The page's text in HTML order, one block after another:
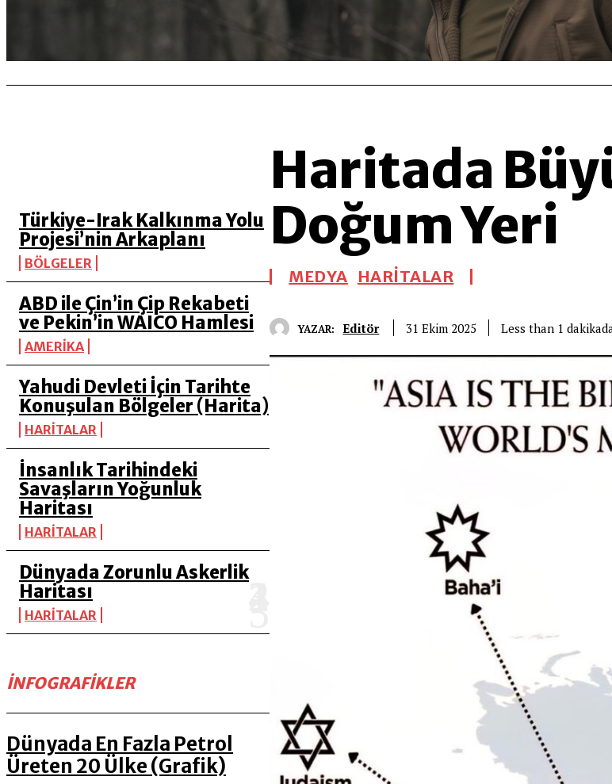
Türkiye-Irak Kalkınma Yolu
Projesi’nin Arkaplanı
BÖLGELER
ABD ile Çin’in Çip Rekabeti
ve Pekin’in WAICO Hamlesi
AMERİKA
Yahudi Devleti İçin Tarihte
Konuşulan Bölgeler (Harita)
HARİTALAR
İnsanlık Tarihindeki
Savaşların Yoğunluk
Haritası
HARİTALAR
Dünyada Zorunlu Askerlik
Haritası
HARİTALAR
İNFOGRAFIKLER
Dünyada En Fazla Petrol
Üreten 20 Ülke (Grafik)
Haritada
Doğum Yeri
MEDYA HARİTALAR
YAZAR: Editör 31 Ekim 2025 Less than 1